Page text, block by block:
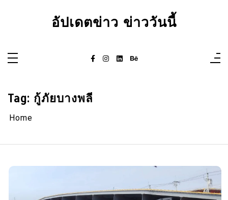
อัปเดตข่าว ข่าววันนี้
Tag: กู้ภัยบางพลี
Home